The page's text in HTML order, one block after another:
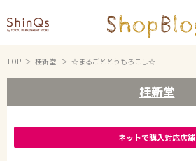
TOP 桂新堂 ☆まるごととうもろこし☆
桂新堂
ネットで購入対応店舗